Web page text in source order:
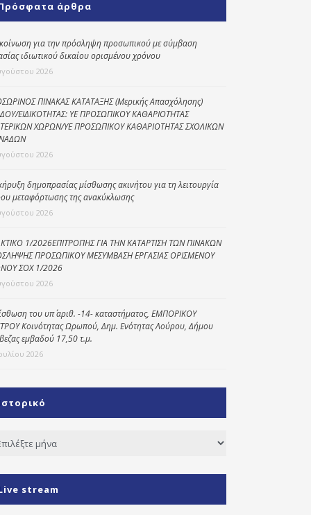
Kοινωνικό
φαρμακείο
Πρόγραμμα
“Βοήθεια στο σπίτι”
Κέντρο Ημερήσιας
Φροντίδας
άρθρα
για την πρόσληψη προσωπικού με σύμβαση
ιδιωτικού δικαίου ορισμένου χρόνου
2026
ΠΙΝΑΚΑΣ ΚΑΤΑΤΑΞΗΣ (Μερικής Απασχόλησης)
ΕΙΔΙΚΟΤΗΤΑΣ: ΥΕ ΠΡΟΣΩΠΙΚΟΥ ΚΑΘΑΡΙΟΤΗΤΑΣ
ΧΩΡΩΝ/ΥΕ ΠΡΟΣΩΠΙΚΟΥ ΚΑΘΑΡΙΟΤΗΤΑΣ ΣΧΟΛΙΚΩΝ
2026
δημοπρασίας μίσθωσης ακινήτου για τη λειτουργία
μεταφόρτωσης της ανακύκλωσης
2026
1/2026ΕΠΙΤΡΟΠΗΣ ΓΙΑ ΤΗΝ ΚΑΤΑΡΤΙΣΗ ΤΩΝ ΠΙΝΑΚΩΝ
ΠΡΟΣΩΠΙΚΟΥ ΜΕΣΥΜΒΑΣΗ ΕΡΓΑΣΙΑΣ ΟΡΙΣΜΕΝΟΥ
ΣΟΧ 1/2026
2026
του υπ΄ αριθ. -14- καταστήματος, ΕΜΠΟΡΙΚΟΥ
Κοινότητας Ωρωπού, Δημ. Ενότητας Λούρου, Δήμου
εμβαδού 17,50 τ.μ.
2026
stream